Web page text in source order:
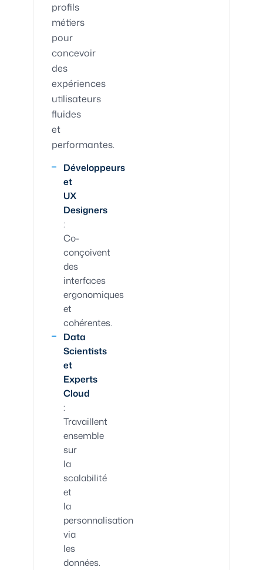
profils
métiers
pour
concevoir
des
expériences
utilisateurs
fluides
et
performantes.
Développeurs
et
UX
Designers
:
Co-
conçoivent
des
interfaces
ergonomiques
et
cohérentes.
Data
Scientists
et
Experts
Cloud
:
Travaillent
ensemble
sur
la
scalabilité
et
la
personnalisation
via
les
données.